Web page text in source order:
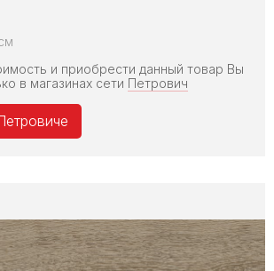
и приобрести данный товар Вы
в магазинах сети Петрович